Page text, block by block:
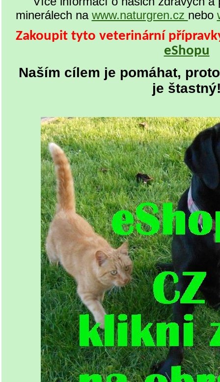
minerálech na www.naturgren.cz nebo
Zakoupit tyto veterinární
eShopu
Naším cílem je pomáhat,
je